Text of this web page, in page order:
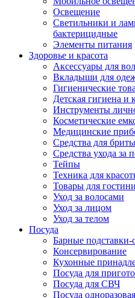
Освещение
Светильники и
бактерицидные
Элементы питания
Здоровье и красота
Аксессуары для
Вкладыши для
Гигиенические
Детская гигиена и
Инструменты
Косметические
Медицинские
Средства для
Средства ухода за
Тейпы
Техника для
Товары для
Уход за волосами
Уход за лицом
Уход за телом
Посуда
Барные подставки-
Консервирование
Кухонные
Посуда для
Посуда для СВЧ
Посуда одноразовая